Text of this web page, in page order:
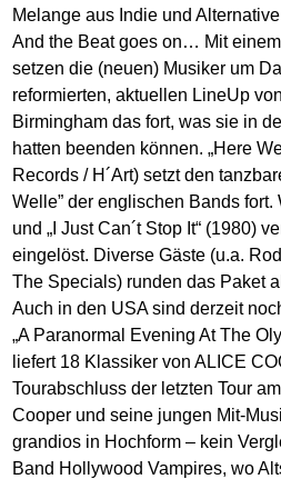
Melange aus Indie und
And the Beat goes on… Mit
setzen die (neuen) Musiker um
reformierten, aktuellen LineUp
Birmingham das fort, was sie in
hatten beenden können. „Here
Records / H´Art) setzt den
Welle” der englischen Bands fort.
und „I Just Can´t Stop It“ (1980)
eingelöst. Diverse Gäste (u.a.
The Specials) runden das Paket
Auch in den USA sind derzeit
„A Paranormal Evening At The
liefert 18 Klassiker von ALICE
Tourabschluss der letzten Tour
Cooper und seine jungen Mit-
grandios in Hochform – kein
Band Hollywood Vampires, wo